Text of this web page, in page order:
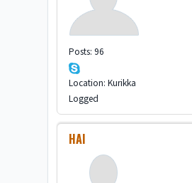
Posts: 96
Location: Kurikka
Logged
HAI